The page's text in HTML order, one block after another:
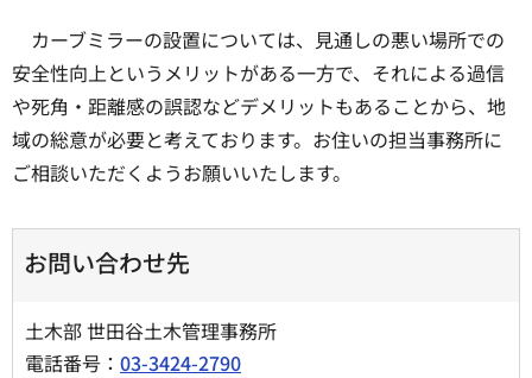
カーブミラーの設置については、見通しの悪い場所での
安全性向上というメリットがある一方で、それによる過信
や死角・距離感の誤認などデメリットもあることから、地
域の総意が必要と考えております。お住いの担当事務所に
ご相談いただくようお願いいたします。
お問い合わせ先
土木部 世田谷土木管理事務所
電話番号： 03-3424-2790